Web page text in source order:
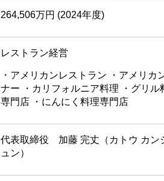
​264,506万円 (2024年度)
レストラン経営
・アメリカンレストラン ・アメリカ
ナー ・カリフォルニア料理 ・グリル
専門店 ・にんにく料理専門店
代表取締役 加藤 完丈（カトウ カ
ュン）